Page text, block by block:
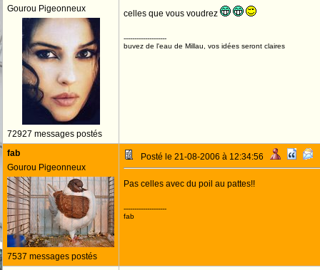
Gourou Pigeonneux
72927 messages postés
celles que vous voudrez
--------------------
buvez de l'eau de Millau, vos idées seront claires
fab
Gourou Pigeonneux
7537 messages postés
Posté le 21-08-2006 à 12:34:56
Pas celles avec du poil au pattes!!
--------------------
fab